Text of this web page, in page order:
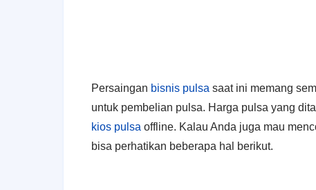
Persaingan bisnis pulsa saat ini memang
untuk pembelian pulsa. Harga pulsa yang
kios pulsa offline. Kalau Anda juga mau
bisa perhatikan beberapa hal berikut.